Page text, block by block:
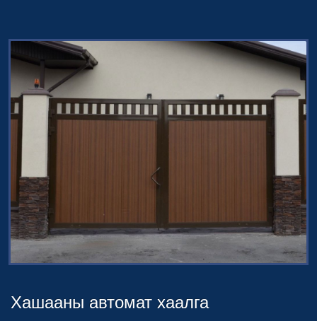
Хашааны автомат хаалга